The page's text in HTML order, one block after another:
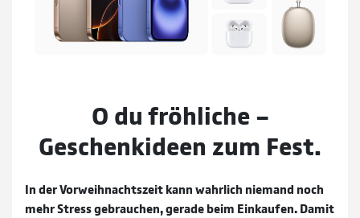
O du fröhliche –
Geschenkideen zum Fest.
In der Vorweihnachtszeit kann wahrlich niemand noch
mehr Stress gebrauchen, gerade beim Einkaufen. Damit